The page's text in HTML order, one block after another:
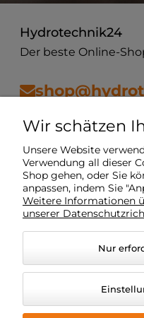
Hydrotechnik24
Der beste Online-
Vorschriften
Mein Konto
O Unternehmen
Wir schätzen
Unsere Website
Verwendung all dieser
Shop gehen, oder Sie
anpassen, indem Sie
Weitere Informationen
unserer
Nur